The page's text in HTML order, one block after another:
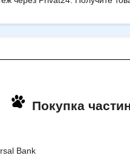
Покупка
Bank